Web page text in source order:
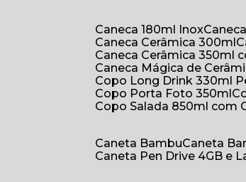
Caneca 180ml Inox
Caneca Cerâmica 300ml
Caneca Cerâmica 350ml
Caneca Mágica de
Copo Long Drink 330ml
Copo Porta Foto 350ml
Copo Salada 850ml com
Caneta Bambu
Caneta
Caneta Pen Drive 4GB e